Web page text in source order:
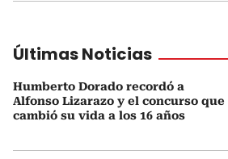
Últimas Noticias
Humberto Dorado recordó a
Alfonso Lizarazo y el concurso que
cambió su vida a los 16 años